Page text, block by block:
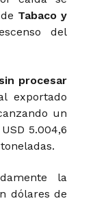
Tabaco y
del
procesar
exportado
un
5.004,6
la
dólares de